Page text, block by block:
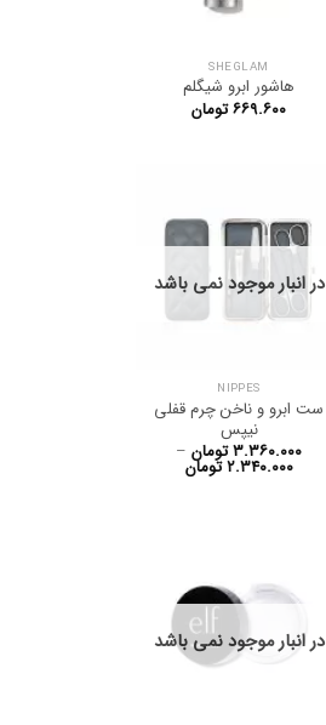
SHEGLAM
هاشور ابرو شیگلم
۶۶۹.۶۰۰تومان
در انبار موجود نمی باشد
NIPPES
ست ابرو و ناخن چرم قفلی
نیپس
۳.۳۶۰.۰۰۰تومان –
۲.۳۴۰.۰۰۰ تومانPrice
range:
در انبار موجود نمی باشد